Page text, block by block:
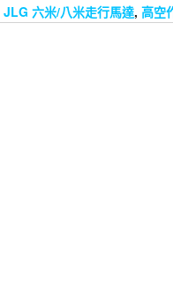
JLG 六米/八米走行馬達, 高空